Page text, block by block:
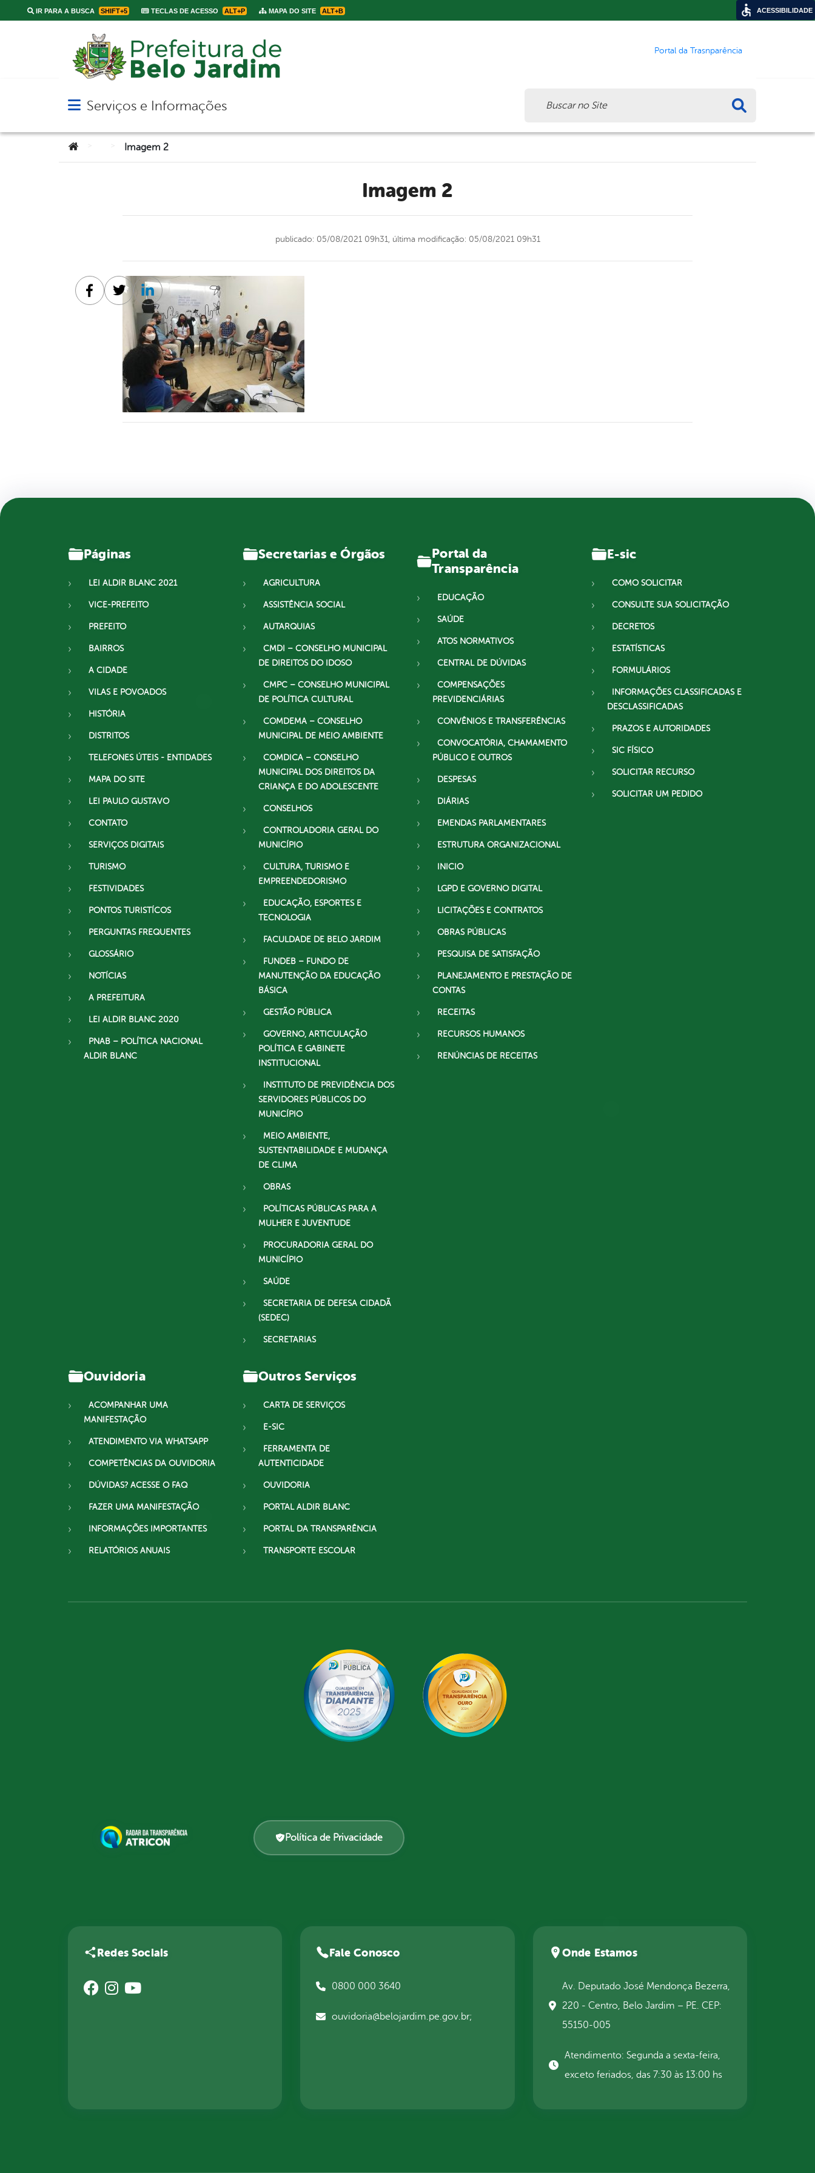
IR PARA A BUSCA SHIFT+5 TECLAS DE ACESSO ALT+P MAPA DO SITE ALT+B
Portal da Trasnparência
Abrir menu principal de navegação
Serviços e Informações
Você está aqui:Imagem 2
Imagem 2
publicado: 05/08/2021 09h31, última modificação: 05/08/2021 09h31
Facebook
TwitterLinkedin
Páginas
LEI ALDIR BLANC 2021
VICE-PREFEITO
PREFEITO
BAIRROS
A CIDADE
VILAS E POVOADOS
HISTÓRIA
DISTRITOS
TELEFONES ÚTEIS - ENTIDADES
MAPA DO SITE
LEI PAULO GUSTAVO
CONTATO
SERVIÇOS DIGITAIS
TURISMO
FESTIVIDADES
PONTOS TURISTÍCOS
PERGUNTAS FREQUENTES
GLOSSÁRIO
NOTÍCIAS
A PREFEITURA
LEI ALDIR BLANC 2020
PNAB – POLÍTICA NACIONAL
ALDIR BLANC
Secretarias e Órgãos
AGRICULTURA
ASSISTÊNCIA SOCIAL
AUTARQUIAS
CMDI – CONSELHO MUNICIPAL
DE DIREITOS DO IDOSO
CMPC – CONSELHO MUNICIPAL
DE POLÍTICA CULTURAL
COMDEMA – CONSELHO
MUNICIPAL DE MEIO AMBIENTE
COMDICA – CONSELHO
MUNICIPAL DOS DIREITOS DA
CRIANÇA E DO ADOLESCENTE
CONSELHOS
CONTROLADORIA GERAL DO
MUNICÍPIO
CULTURA, TURISMO E
EMPREENDEDORISMO
EDUCAÇÃO, ESPORTES E
TECNOLOGIA
FACULDADE DE BELO JARDIM
FUNDEB – FUNDO DE
MANUTENÇÃO DA EDUCAÇÃO
BÁSICA
GESTÃO PÚBLICA
GOVERNO, ARTICULAÇÃO
POLÍTICA E GABINETE
INSTITUCIONAL
INSTITUTO DE PREVIDÊNCIA DOS
SERVIDORES PÚBLICOS DO
MUNICÍPIO
MEIO AMBIENTE,
SUSTENTABILIDADE E MUDANÇA
DE CLIMA
OBRAS
POLÍTICAS PÚBLICAS PARA A
MULHER E JUVENTUDE
PROCURADORIA GERAL DO
MUNICÍPIO
SAÚDE
SECRETARIA DE DEFESA CIDADÃ
(SEDEC)
SECRETARIAS
Portal da
Transparência
EDUCAÇÃO
SAÚDE
ATOS NORMATIVOS
CENTRAL DE DÚVIDAS
COMPENSAÇÕES
PREVIDENCIÁRIAS
CONVÊNIOS E TRANSFERÊNCIAS
CONVOCATÓRIA, CHAMAMENTO
PÚBLICO E OUTROS
DESPESAS
DIÁRIAS
EMENDAS PARLAMENTARES
ESTRUTURA ORGANIZACIONAL
INICIO
LGPD E GOVERNO DIGITAL
LICITAÇÕES E CONTRATOS
OBRAS PÚBLICAS
PESQUISA DE SATISFAÇÃO
PLANEJAMENTO E PRESTAÇÃO DE
CONTAS
RECEITAS
RECURSOS HUMANOS
RENÚNCIAS DE RECEITAS
E-sic
COMO SOLICITAR
CONSULTE SUA SOLICITAÇÃO
DECRETOS
ESTATÍSTICAS
FORMULÁRIOS
INFORMAÇÕES CLASSIFICADAS E
DESCLASSIFICADAS
PRAZOS E AUTORIDADES
SIC FÍSICO
SOLICITAR RECURSO
SOLICITAR UM PEDIDO
Ouvidoria
ACOMPANHAR UMA
MANIFESTAÇÃO
ATENDIMENTO VIA WHATSAPP
COMPETÊNCIAS DA OUVIDORIA
DÚVIDAS? ACESSE O FAQ
FAZER UMA MANIFESTAÇÃO
INFORMAÇÕES IMPORTANTES
RELATÓRIOS ANUAIS
Outros Serviços
CARTA DE SERVIÇOS
E-SIC
FERRAMENTA DE
AUTENTICIDADE
OUVIDORIA
PORTAL ALDIR BLANC
PORTAL DA TRANSPARÊNCIA
TRANSPORTE ESCOLAR
Política de Privacidade
Redes Sociais Fale Conosco
0800 000 3640
ouvidoria@belojardim.pe.gov.br;
Onde Estamos
Av. Deputado José Mendonça Bezerra,
220 - Centro, Belo Jardim – PE. CEP:
55150-005
Atendimento: Segunda a sexta-feira,
exceto feriados, das 7:30 às 13:00 hs
ACESSIBILIDADE